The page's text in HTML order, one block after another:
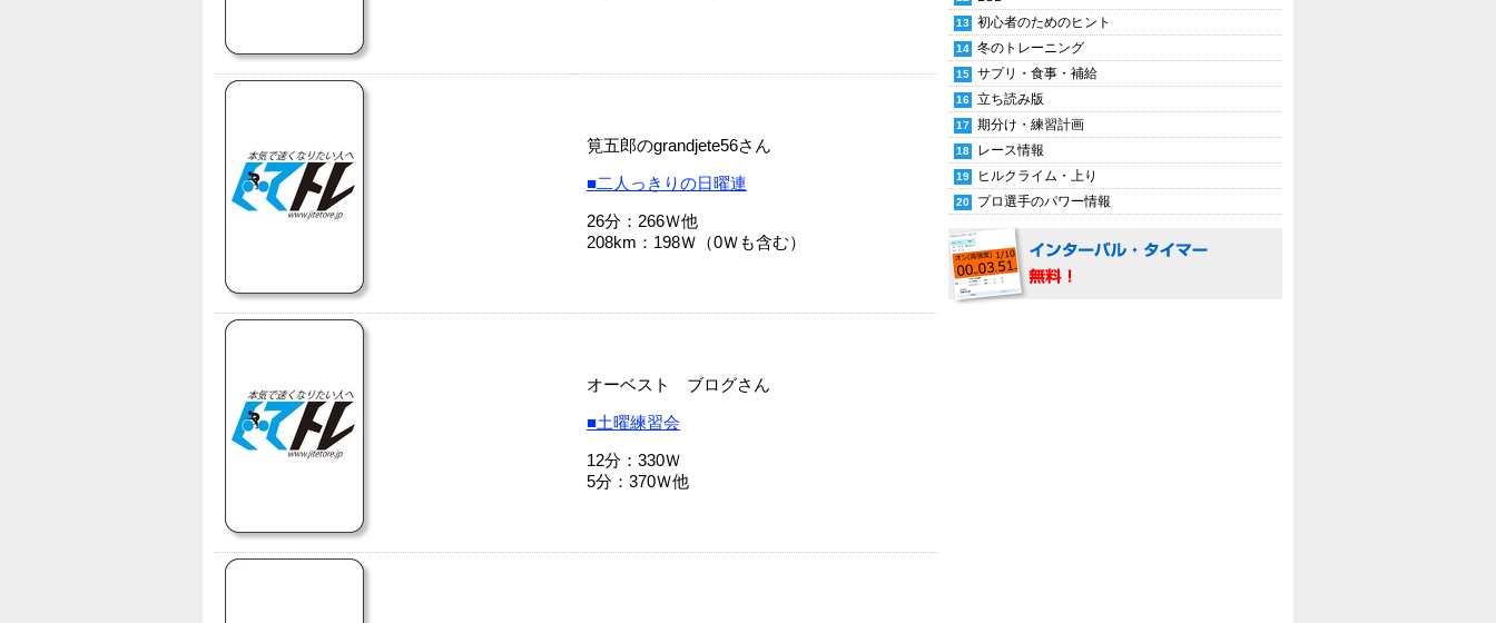
筧五郎のgrandjete56さん
■二人っきりの日曜連
26分：266Ｗ他
208km：198Ｗ（0Ｗも含む）
オーベスト ブログさん
■土曜練習会
12分：330Ｗ
5分：370Ｗ他
初心者のためのヒント
冬のトレーニング
サプリ・食事・補給
立ち読み版
期分け・練習計画
レース情報
ヒルクライム・上り
プロ選手のパワー情報